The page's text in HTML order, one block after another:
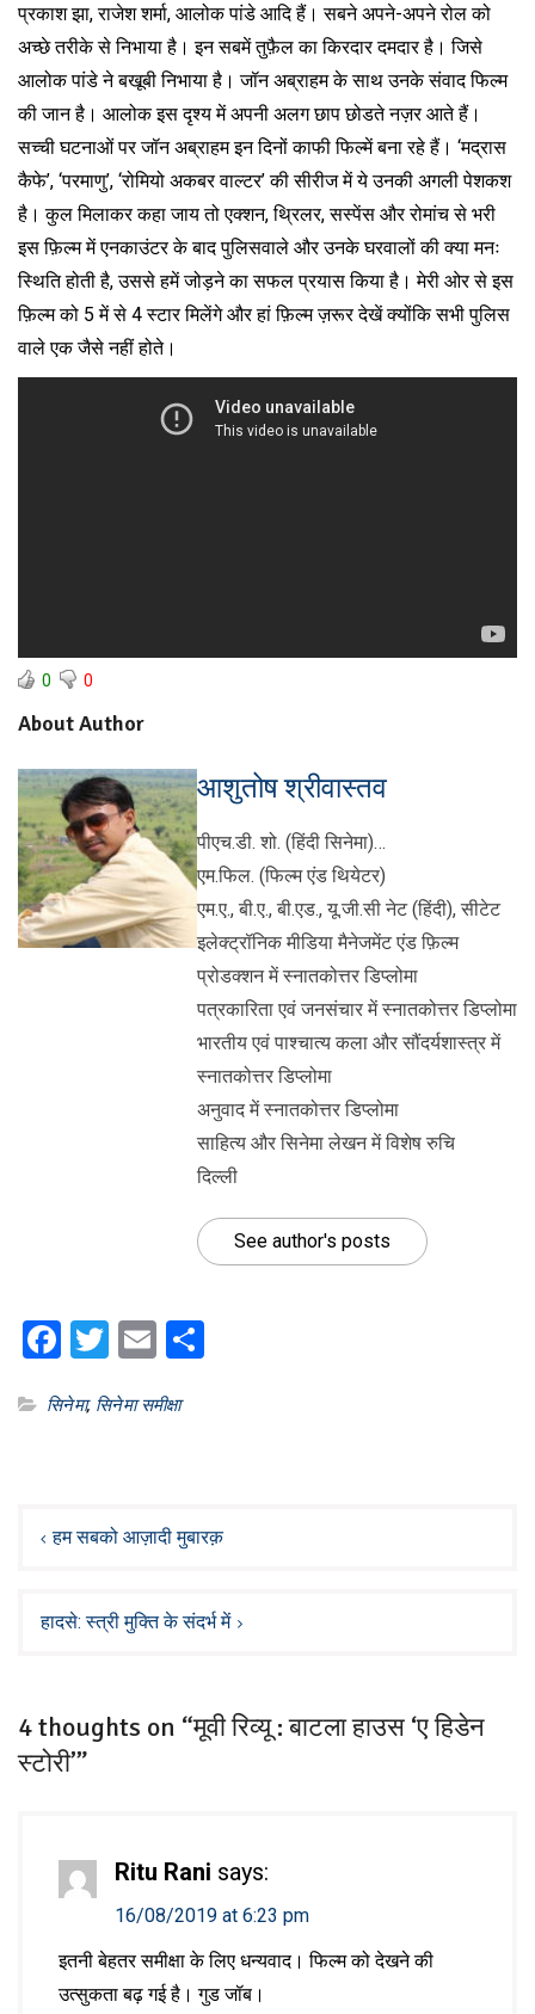
प्रकाश झा, राजेश शर्मा, आलोक पांडे आदि हैं। सबने अपने-अपने रोल को
अच्छे तरीके से निभाया है। इन सबमें तुफ़ैल का किरदार दमदार है। जिसे
आलोक पांडे ने बखूबी निभाया है। जॉन अब्राहम के साथ उनके संवाद फिल्म
की जान है। आलोक इस दृश्य में अपनी अलग छाप छोडते नज़र आते हैं।
सच्ची घटनाओं पर जॉन अब्राहम इन दिनों काफी फिल्में बना रहे हैं। ‘मद्रास
कैफे’, ‘परमाणु’, ‘रोमियो अकबर वाल्टर’ की सीरीज में ये उनकी अगली पेशकश
है। कुल मिलाकर कहा जाय तो एक्शन, थ्रिलर, सस्पेंस और रोमांच से भरी
इस फ़िल्म में एनकाउंटर के बाद पुलिसवाले और उनके घरवालों की क्या मनः
स्थिति होती है, उससे हमें जोड़ने का सफल प्रयास किया है। मेरी ओर से इस
फ़िल्म को 5 में से 4 स्टार मिलेंगे और हां फ़िल्म ज़रूर देखें क्योंकि सभी पुलिस
वाले एक जैसे नहीं होते।
0 0
About Author
आशुतोष श्रीवास्तव
पीएच.डी. शो. (हिंदी सिनेमा)…
एम.फिल. (फिल्म एंड थियेटर)
एम.ए., बी.ए., बी.एड., यू.जी.सी नेट (हिंदी), सीटेट
इलेक्ट्रॉनिक मीडिया मैनेजमेंट एंड फ़िल्म
प्रोडक्शन में स्नातकोत्तर डिप्लोमा
पत्रकारिता एवं जनसंचार में स्नातकोत्तर डिप्लोमा
भारतीय एवं पाश्चात्य कला और सौंदर्यशास्त्र में
स्नातकोत्तर डिप्लोमा
अनुवाद में स्नातकोत्तर डिप्लोमा
साहित्य और सिनेमा लेखन में विशेष रुचि
दिल्ली
See author's posts
Facebook
Twitter
Email
सिनेमा, सिनेमा समीक्षा
navigation
हम सबको आज़ादी मुबारक़
हादसे: स्त्री मुक्ति के संदर्भ में
4 thoughts on “मूवी रिव्यू : बाटला हाउस ‘ए हिडेन
स्टोरी’”
Ritu Rani says:
16/08/2019 at 6:23 pm
इतनी बेहतर समीक्षा के लिए धन्यवाद। फिल्म को देखने की
उत्सुकता बढ़ गई है। गुड जॉब।